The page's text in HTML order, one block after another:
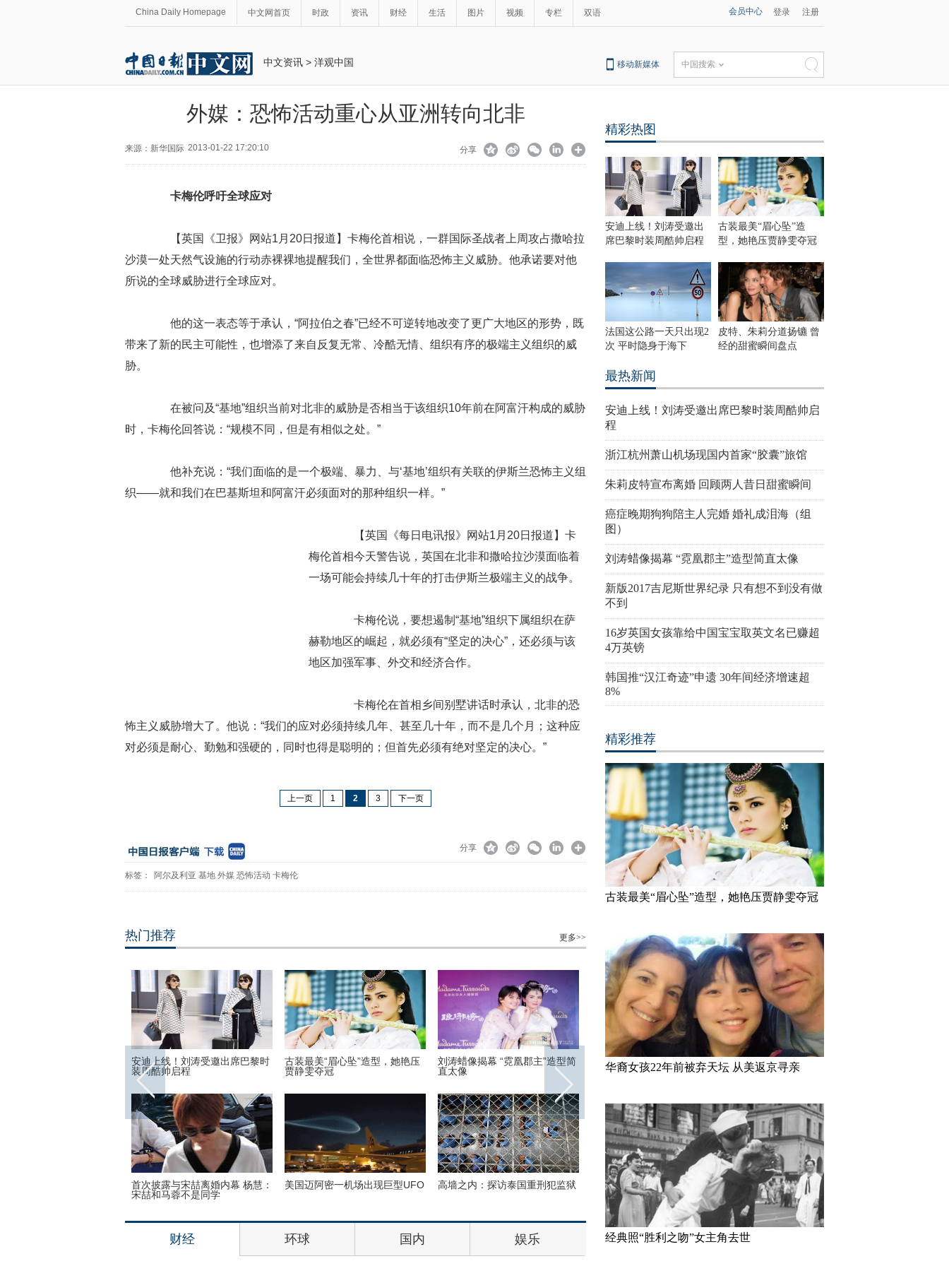
China Daily Homepage 中文网首页 时政 资讯 财经 生活 图片 视频 专栏 双语 会员中心 登录 注册
中文资讯 > 洋观中国 移动新媒体 中国搜索
外媒：恐怖活动重心从亚洲转向北非
来源：新华国际 2013-01-22 17:20:10 分享
卡梅伦呼吁全球应对
【英国《卫报》网站1月20日报道】卡梅伦首相说，一群国际圣战者上周攻占撒哈拉
沙漠一处天然气设施的行动赤裸裸地提醒我们，全世界都面临恐怖主义威胁。他承诺要对他
所说的全球威胁进行全球应对。
他的这一表态等于承认，“阿拉伯之春”已经不可逆转地改变了更广大地区的形势，既
带来了新的民主可能性，也增添了来自反复无常、冷酷无情、组织有序的极端主义组织的威
胁。
在被问及“基地”组织当前对北非的威胁是否相当于该组织10年前在阿富汗构成的威胁
时，卡梅伦回答说：“规模不同，但是有相似之处。”
他补充说：“我们面临的是一个极端、暴力、与‘基地’组织有关联的伊斯兰恐怖主义组
织——就和我们在巴基斯坦和阿富汗必须面对的那种组织一样。”
【英国《每日电讯报》网站1月20日报道】卡
梅伦首相今天警告说，英国在北非和撒哈拉沙漠面临着
一场可能会持续几十年的打击伊斯兰极端主义的战争。
卡梅伦说，要想遏制“基地”组织下属组织在萨
赫勒地区的崛起，就必须有“坚定的决心”，还必须与该
地区加强军事、外交和经济合作。
卡梅伦在首相乡间别墅讲话时承认，北非的恐
怖主义威胁增大了。他说：“我们的应对必须持续几年、甚至几十年，而不是几个月；这种应
对必须是耐心、勤勉和强硬的，同时也得是聪明的；但首先必须有绝对坚定的决心。”
上一页 1 2 3 下一页
分享
标签： 阿尔及利亚 基地 外媒 恐怖活动 卡梅伦
热门推荐 更多>>
安迪上线！刘涛受邀出席巴黎时
装周酷帅启程
古装最美“眉心坠”造型，她艳压
贾静雯夺冠
刘涛蜡像揭幕 “霓凰郡主”造型简
直太像
首次披露与宋喆离婚内幕 杨慧：
宋喆和马蓉不是同学
美国迈阿密一机场出现巨型UFO 高墙之内：探访泰国重刑犯监狱
丹麦小猫拥有奇异大眼 睡觉时仍
半睁
“双头姐妹”共享一个身体 已大学
毕业
巴西：2016里约动漫节精彩上演
花式Cosplay美女趣味十足
里约奥运会前瞻：美国男子体操
队运动员媒体写真
财经 环球 国内 娱乐
精彩热图
安迪上线！刘涛受邀出
席巴黎时装周酷帅启程
古装最美“眉心坠”造
型，她艳压贾静雯夺冠
法国这公路一天只出现2
次 平时隐身于海下
皮特、朱莉分道扬镳 曾
经的甜蜜瞬间盘点
最热新闻
安迪上线！刘涛受邀出席巴黎时装周酷帅启
程
浙江杭州萧山机场现国内首家“胶囊”旅馆
朱莉皮特宣布离婚 回顾两人昔日甜蜜瞬间
癌症晚期狗狗陪主人完婚 婚礼成泪海（组
图）
刘涛蜡像揭幕 “霓凰郡主”造型简直太像
新版2017吉尼斯世界纪录 只有想不到没有做
不到
16岁英国女孩靠给中国宝宝取英文名已赚超
4万英镑
韩国推“汉江奇迹”申遗 30年间经济增速超
8%
精彩推荐
古装最美“眉心坠”造型，她艳压贾静雯夺冠
华裔女孩22年前被弃天坛 从美返京寻亲
经典照“胜利之吻”女主角去世